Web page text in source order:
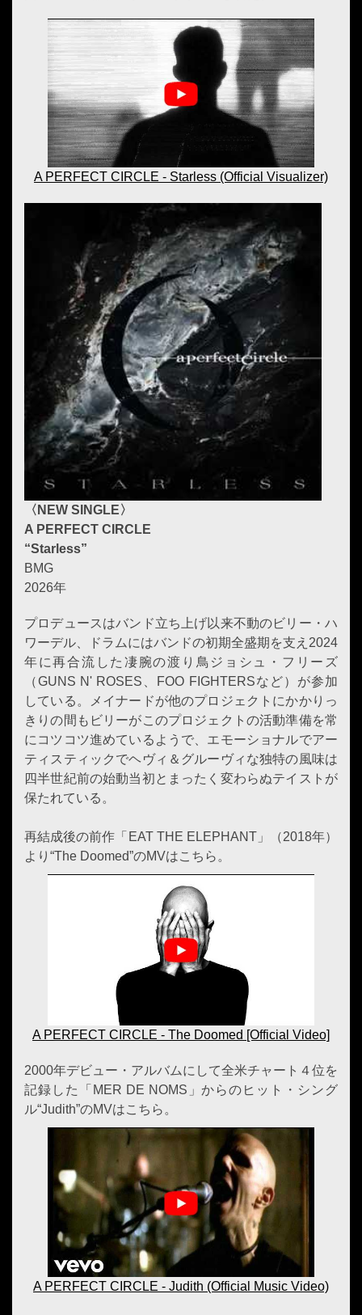
A PERFECT CIRCLE - Starless (Official Visualizer)
〈NEW SINGLE〉
A PERFECT CIRCLE
“Starless”
BMG
2026年
プロデュースはバンド立ち上げ以来不動のビリー・ハ
ワーデル、ドラムにはバンドの初期全盛期を支え2024
年に再合流した凄腕の渡り鳥ジョシュ・フリーズ
（GUNS N' ROSES、FOO FIGHTERSなど）が参加
している。メイナードが他のプロジェクトにかかりっ
きりの間もビリーがこのプロジェクトの活動準備を常
にコツコツ進めているようで、エモーショナルでアー
ティスティックでヘヴィ＆グルーヴィな独特の風味は
四半世紀前の始動当初とまったく変わらぬテイストが
保たれている。
再結成後の前作「EAT THE ELEPHANT」（2018年）
より“The Doomed”のMVはこちら。
A PERFECT CIRCLE - The Doomed [Official Video]
2000年デビュー・アルバムにして全米チャート４位を
記録した「MER DE NOMS」からのヒット・シング
ル“Judith”のMVはこちら。
A PERFECT CIRCLE - Judith (Official Music Video)